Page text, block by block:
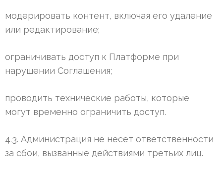
модерировать контент, включая его удаление
или редактирование;
ограничивать доступ к Платформе при
нарушении Соглашения;
проводить технические работы, которые
могут временно ограничить доступ.
4.3. Администрация не несет ответственности
за сбои, вызванные действиями третьих лиц.